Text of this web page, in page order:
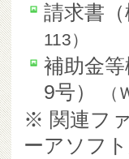
請求書（
113）
補助金
9号）
（
※ 関連フ
ーアソフ